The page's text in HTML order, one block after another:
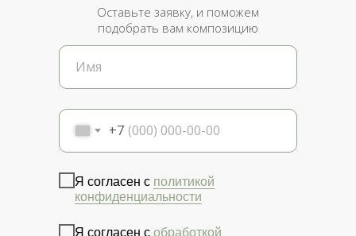
+7
Я согласен с политикой
конфиденциальности
Я согласен с обработкой
Оставьте заявку, и поможем
подобрать вам композицию